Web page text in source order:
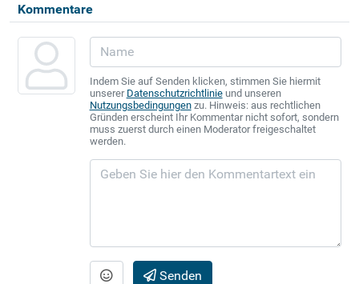
Kommentare
Indem Sie auf Senden klicken, stimmen Sie hiermit
unserer Datenschutzrichtlinieund unseren
Nutzungsbedingungenzu. Hinweis: aus rechtlichen
Gründen erscheint Ihr Kommentar nicht sofort, sondern
muss zuerst durch einen Moderator freigeschaltet
werden.
Senden